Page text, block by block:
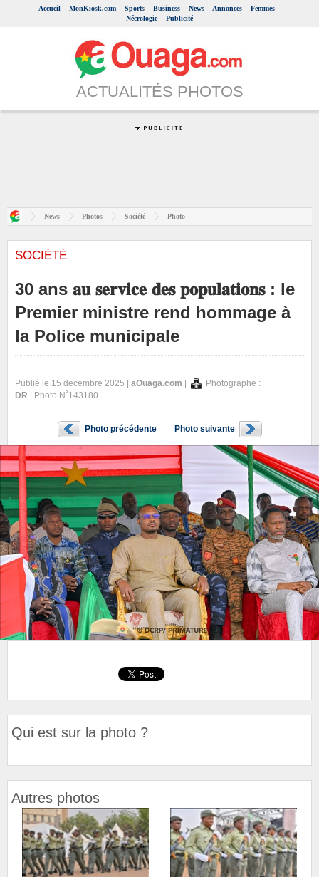
Accueil MonKiosk.com Sports Business News Annonces
Femmes
Nécrologie
Publicité
ACTUALITÉS PHOTOS
News Photos Société Photo
SOCIÉTÉ
30 ans 𝐚𝐮 𝐬𝐞𝐫𝐯𝐢𝐜𝐞 𝐝𝐞𝐬 𝐩𝐨𝐩𝐮𝐥𝐚𝐭𝐢𝐨𝐧𝐬 : le
Premier ministre rend hommage à
la Police municipale
Publié le 15 decembre 2025 | aOuaga.com
Photographe :
DR | Photo N˚143180
Photo précédente Photo suivante
Qui est sur la photo ?
Autres photos